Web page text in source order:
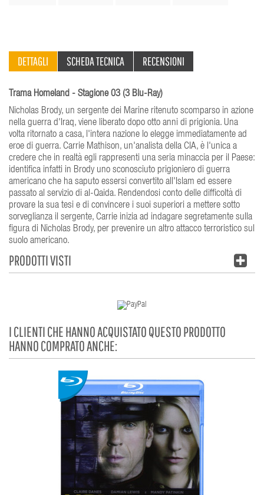
DETTAGLI SCHEDA TECNICA RECENSIONI
Trama Homeland - Stagione 03 (3 Blu-Ray)
Nicholas Brody, un sergente dei Marine ritenuto scomparso in azione
nella guerra d'Iraq, viene liberato dopo otto anni di prigionia. Una
volta ritornato a casa, l'intera nazione lo elegge immediatamente ad
eroe di guerra. Carrie Mathison, un'analista della CIA, è l'unica a
credere che in realtà egli rappresenti una seria minaccia per il Paese:
identifica infatti in Brody uno sconosciuto prigioniero di guerra
americano che ha saputo essersi convertito all'Islam ed essere
passato al servizio di al-Qaida. Rendendosi conto delle difficoltà di
provare la sua tesi e di convincere i suoi superiori a mettere sotto
sorveglianza il sergente, Carrie inizia ad indagare segretamente sulla
figura di Nicholas Brody, per prevenire un altro attacco terroristico sul
suolo americano.
PRODOTTI VISTI
I CLIENTI CHE HANNO ACQUISTATO QUESTO PRODOTTO
HANNO COMPRATO ANCHE: